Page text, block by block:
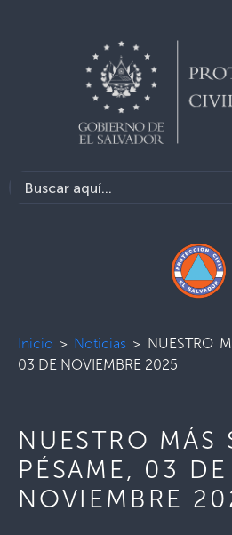
Inicio > Noticias > NUESTRO
03 DE NOVIEMBRE 2025
NUESTRO MÁS
PÉSAME, 03 DE
NOVIEMBRE